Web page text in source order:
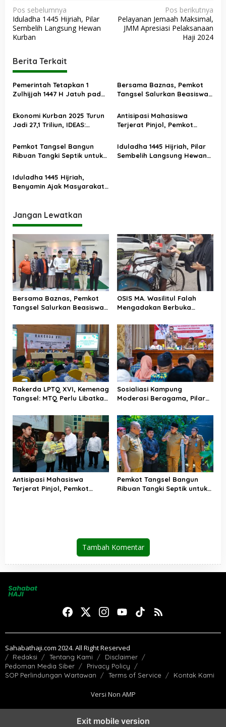
N
a
v
g
a
s
p
s
Pos sebelumnya
Iduladha 1445 Hijriah, Pilar
Sembelih Langsung Hewan
Kurban
Pos berikutnya
Pelayanan Jemaah Maksimal,
JMM Apresiasi Pelaksanaan
Haji 2024
Berita Terkait
Pemerintah Tetapkan 1
Zulhijjah 1447 H Jatuh pada
Bersama Baznas, Pemkot
Tangsel Salurkan Beasiswa
Ekonomi Kurban 2025 Turun
Jadi 27,1 Triliun, IDEAS:
Masa Pandemi
Antisipasi Mahasiswa
Terjerat Pinjol, Pemkot
Pendidikan Semester Akhir
Pemkot Tangsel Bangun
Ribuan Tangki Septik untuk
Iduladha 1445 Hijriah, Pilar
Sembelih Langsung Hewan
Iduladha 1445 Hijriah,
Benyamin Ajak Masyarakat
Jangan Lewatkan
Bersama Baznas, Pemkot
Tangsel Salurkan Beasiswa
OSIS MA. Wasilitul Falah
Mengadakan Berbuka
dan Makan Gratis
Rakerda LPTQ XVI, Kemenag
Tangsel: MTQ Perlu Libatkan
Sosialiasi Kampung
Moderasi Beragama, Pilar
Penting di Tengah
Keberagaman
Antisipasi Mahasiswa
Terjerat Pinjol, Pemkot
Pemkot Tangsel Bangun
Ribuan Tangki Septik untuk
Tambah Komentar
Sahabathaji.com 2024. All Right Reserved
Redaksi Tentang Kami
Disclaimer
Pedoman Media Siber
Privacy Policy
SOP Perlindungan Wartawan
Terms of Service Kontak Kami
Versi Non AMP
Exit mobile version